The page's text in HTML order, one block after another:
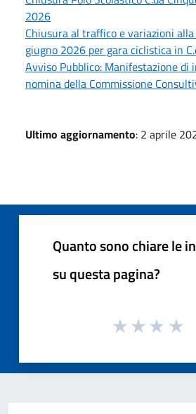
2026
Chiusura al traffico e variazioni
giugno 2026 per gara ciclistica in
Avviso Pubblico: Manifestazione di
nomina della Commissione
Ultimo aggiornamento: 2 aprile
Quanto sono chiare le
su questa pagina?